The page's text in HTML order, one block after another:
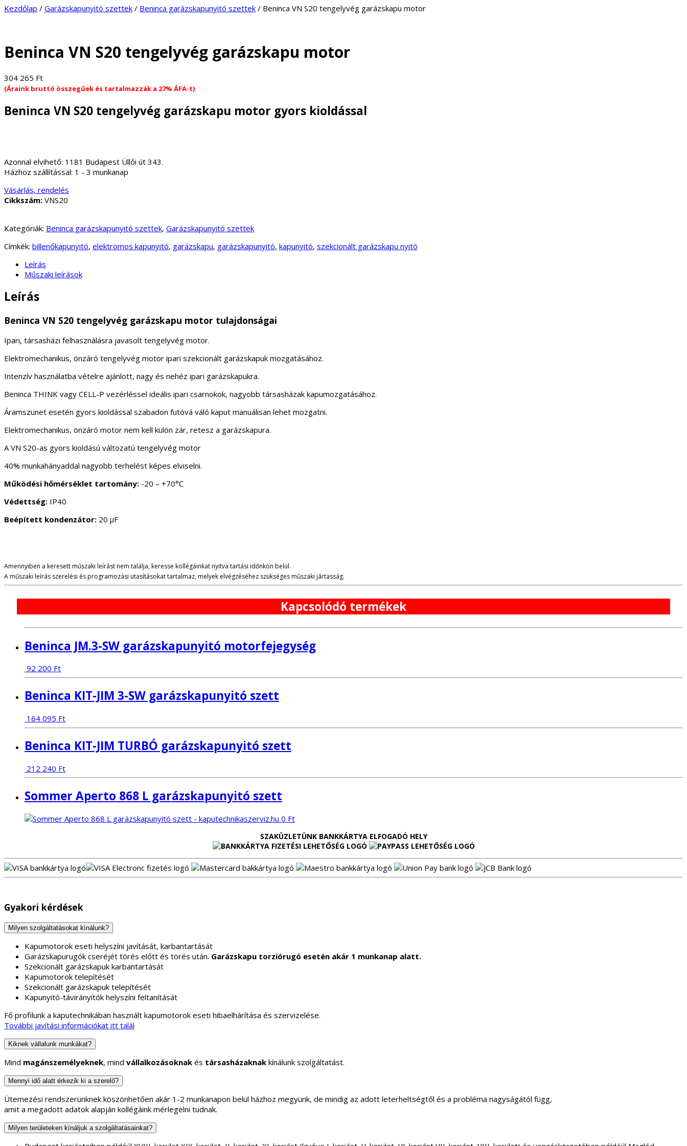
Kezdőlap / Garázskapunyitó szettek / Beninca garázskapunyitó szettek / Beninca VN S20 tengelyvég garázskapu motor
Beninca VN S20 tengelyvég garázskapu motor
304 265 Ft
(Áraink bruttó összegűek és tartalmazzák a 27% ÁFA-t)
Beninca VN S20 tengelyvég garázskapu motor gyors kioldással
Azonnal elvihető: 1181 Budapest Üllői út 343.
Házhoz szállítással: 1 - 3 munkanap
Vásárlás, rendelés
Cikkszám: VNS20
Kategóriák: Beninca garázskapunyitó szettek, Garázskapunyitó szettek
Címkék: billenőkapunyitó, elektromos kapunyitó, garázskapu, garázskapunyitó, kapunyitó, szekcionált garázskapu nyitó
Leírás
Műszaki leírások
Leírás
Beninca VN S20 tengelyvég garázskapu motor tulajdonságai
Ipari, társasházi felhasználásra javasolt tengelyvég motor.
Elektromechanikus, önzáró tengelyvég motor ipari szekcionált garázskapuk mozgatásához.
Intenzív használatba vételre ajánlott, nagy és nehéz ipari garázskapukra.
Beninca THINK vagy CELL-P vezérléssel ideális ipari csarnokok, nagyobb társasházak kapumozgatásához.
Áramszünet esetén gyors kioldással szabadon futóvá váló kaput manuálisan lehet mozgatni.
Elektromechanikus, önzáró motor nem kell külön zár, retesz a garázskapura.
A VN S20-as gyors kioldású változatú tengelyvég motor
40% munkahányaddal nagyobb terhelést képes elviselni.
Működési hőmérséklet tartomány: -20 – +70°C
Védettség: IP40
Beépített kondenzátor: 20 µF
Amennyiben a keresett műszaki leírást nem találja, keresse kollégáinkat nyitva tartási időnkön belül.
A műszaki leírás szerelési és programozási utasításokat tartalmaz, melyek elvégzéséhez szükséges műszaki jártasság.
Kapcsolódó termékek
Beninca JM.3-SW garázskapunyitó motorfejegység
92 200 Ft
Beninca KIT-JIM 3-SW garázskapunyitó szett
164 095 Ft
Beninca KIT-JIM TURBÓ garázskapunyitó szett
212 240 Ft
Sommer Aperto 868 L garázskapunyitó szett
0 Ft
SZAKÜZLETÜNK BANKKÁRTYA ELFOGADÓ HELY
Gyakori kérdések
Milyen szolgáltatásokat kínálunk?
Kapumotorok eseti helyszíni javítását, karbantartását
Garázskapurugók cseréjét törés előtt és törés után. Garázskapu torziórugó esetén akár 1 munkanap alatt.
Szekcionált garázskapuk karbantartását
Kapumotorok telepítését
Szekcionált garázskapuk telepítését
Kapunyitó-távirányítók helyszíni feltanítását
Fő profilunk a kaputechnikában használt kapumotorok eseti hibaelhárítása és szervizelése.
További javítási információkat itt talál
Kiknek vállalunk munkákat?
Mind magánszemélyeknek, mind vállalkozásoknak és társasházaknak kínálunk szolgáltatást.
Mennyi idő alatt érkezik ki a szerelő?
Ütemezési rendszerünknek köszönhetően akár 1-2 munkanapon belül házhoz megyünk, de mindig az adott leterheltségtől és a probléma nagyságától függ,
amit a megadott adatok alapján kollégáink mérlegelni tudnak.
Milyen területeken kínáljuk a szolgáltatásainkat?